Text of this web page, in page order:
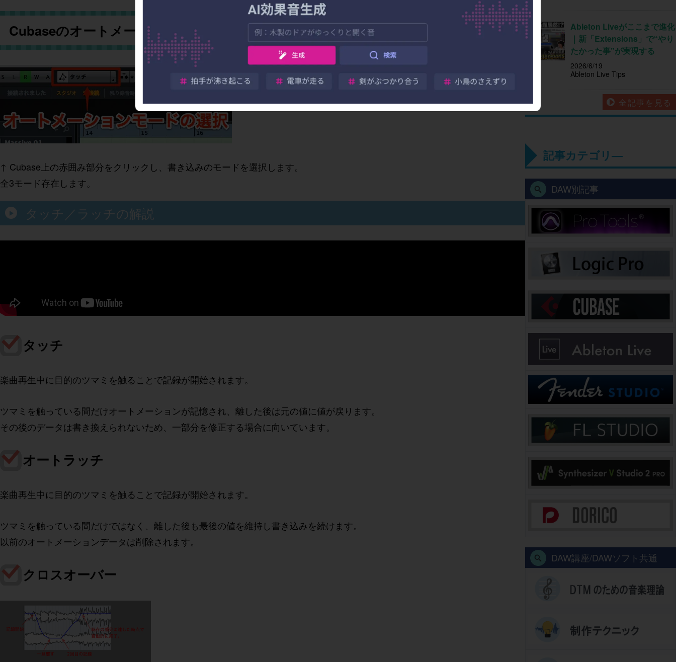
Cubaseのオートメーション書き込みモード説明
↑ Cubase上の赤囲み部分をクリックし、書き込みのモードを選択します。
全3モード存在します。
タッチ／ラッチの解説
タッチ
楽曲再生中に目的のツマミを触ることで記録が開始されます。
ツマミを触っている間だけオートメーションが記憶され、離した後は元の値に値が戻ります。
その後のデータは書き換えられないため、一部分を修正する場合に向いています。
オートラッチ
楽曲再生中に目的のツマミを触ることで記録が開始されます。
ツマミを触っている間だけではなく、離した後も最後の値を維持し書き込みを続けます。
以前のオートメーションデータは削除されます。
クロスオーバー
Ableton Liveがここまで進化
｜新「Extensions」で“やり
たかった事”が実現する
2026/6/19
Ableton Live Tips
全記事を見る
記事カテゴリ―
DAW別記事
DAW講座/DAWソフト共通